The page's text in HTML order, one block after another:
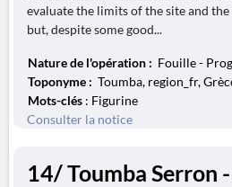
evaluate the limits of the site and
but, despite some good...
Nature de l'opération : Fouille -
Toponyme : Toumba, region_fr,
Mots-clés : Figurine
Consulter la notice
14/ Toumba Serron